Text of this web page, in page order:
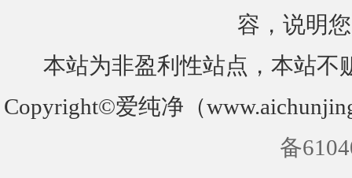
容，说明
本站为非盈利性站点，本站不
Copyright©爱纯净（
备